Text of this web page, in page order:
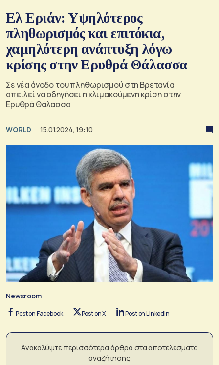
Ελ Εριάν: Υψηλότερος
πληθωρισμός και επιτόκια,
χαμηλότερη ανάπτυξη λόγω
κρίσης στην Ερυθρά Θάλασσα
Σε νέα άνοδο του πληθωρισμού στη Βρετανία
απειλεί να οδηγήσει η κλιμακούμενη κρίση στην
Ερυθρά Θάλασσα
WORLD 15.01.2024, 19:10
Newsroom
Post on Facebook Post on X Post on LinkedIn
Ανακαλύψτε περισσότερα άρθρα στα αποτελέσματα
αναζήτησης